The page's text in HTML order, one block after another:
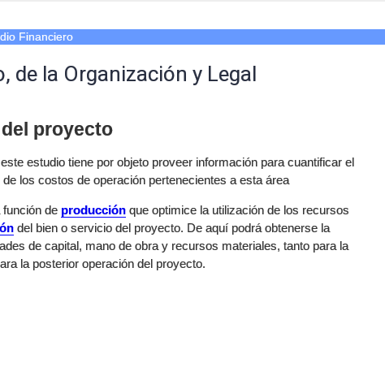
Financiero
de la Organización y Legal
proyecto
estudio tiene por objeto proveer información para cuantificar el
los costos de operación pertenecientes a esta área
función de producción que optimice la utilización de los recursos
del bien o servicio del proyecto. De aquí podrá obtenerse la
de capital, mano de obra y recursos materiales, tanto para la
la posterior operación del proyecto.